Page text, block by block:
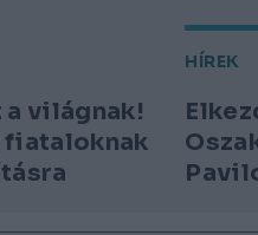
világnak!
fiataloknak
HÍREK